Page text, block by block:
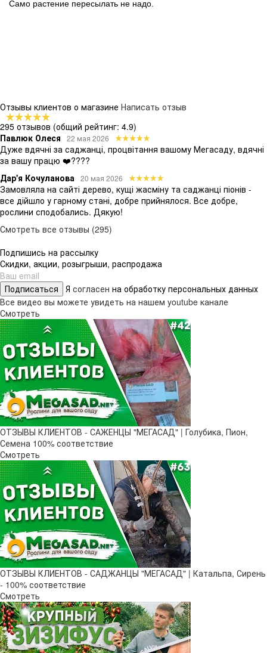
Само растение пересылать не надо.
Отзывы клиентов о магазине Написать отзыв
295 отзывов (общий рейтинг: 4.9)
Павлюк Олеся
22 мая 2026
Дуже вдячні за саджанці, процвітання вашому Мегасаду, вдячні
за вашу працю ❤️????
Дар'я Кочуланова
20 мая 2026
Замовляла на сайті дерево, кущі жасміну та саджанці піонів -
все дійшло у гарному стані, добре прийнялося. Все добре,
рослини сподобались. Дякую!
Смотреть все отзывы (295)
Подпишись на рассылку
Скидки, акции, розыгрыши, распродажа
Подписаться Я согласен на обработку персональных данных
Все видео вы можете увидеть на нашем youtube канале
Смотреть
ОТЗЫВЫ КЛИЕНТОВ - САЖЕНЦЫ "МЕГАСАД" | Голубика, Пион,
Семена 100% соответствие
Смотреть
ОТЗЫВЫ КЛИЕНТОВ - САДЖАНЦЫ "МЕГАСАД" | Катальпа, Сирень
- 100% соответствие
Смотреть